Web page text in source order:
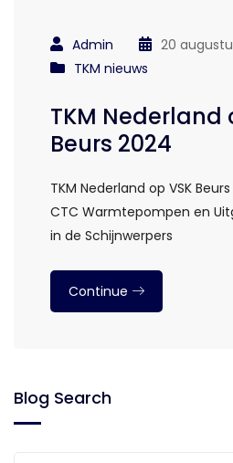
Admin
20
TKM nieuws
TKM Nederland
Beurs 2024
TKM Nederland op VSK
CTC Warmtepompen en
in de Schijnwerpers
Continue
Blog Search